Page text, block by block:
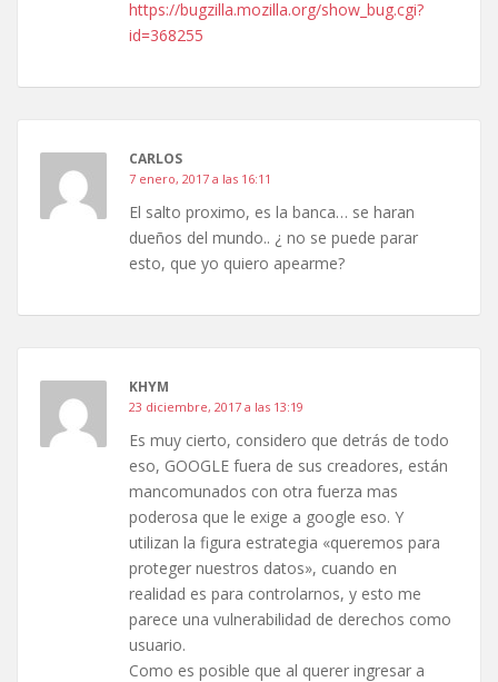
https://bugzilla.mozilla.org/show_bug.cgi?
id=368255
CARLOS
7 enero, 2017 a las 16:11
El salto proximo, es la banca… se haran
dueños del mundo.. ¿ no se puede parar
esto, que yo quiero apearme?
KHYM
23 diciembre, 2017 a las 13:19
Es muy cierto, considero que detrás de todo
eso, GOOGLE fuera de sus creadores, están
mancomunados con otra fuerza mas
poderosa que le exige a google eso. Y
utilizan la figura estrategia «queremos para
proteger nuestros datos», cuando en
realidad es para controlarnos, y esto me
parece una vulnerabilidad de derechos como
usuario.
Como es posible que al querer ingresar a